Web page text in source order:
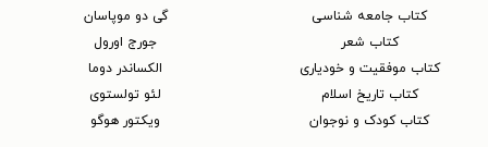
کتاب جامعه شناسی
کتاب شعر
کتاب موفقیت و خودیاری
کتاب تاریخ اسلام
کتاب کودک و نوجوان
گی دو موپاسان
جورج اورول
الکساندر دوما
لئو تولستوی
ویکتور هوگو